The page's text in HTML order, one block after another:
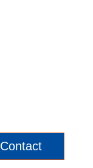
Contact